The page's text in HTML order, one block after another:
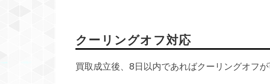
クーリングオフ対応
買取成立後、8日以内であればクーリングオフが